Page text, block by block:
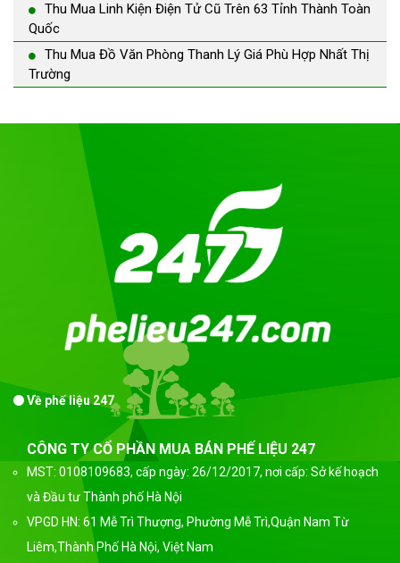
Thu Mua Linh Kiện Điện Tử Cũ Trên 63 Tỉnh Thành Toàn
Quốc
Thu Mua Đồ Văn Phòng Thanh Lý Giá Phù Hợp Nhất Thị
Trường
Về phế liệu 247
CÔNG TY CỔ PHẦN MUA BÁN PHẾ LIỆU 247
MST: 0108109683, cấp ngày: 26/12/2017, nơi cấp: Sở kế hoạch
và Đầu tư Thành phố Hà Nội
VPGD HN: 61 Mễ Trì Thượng, Phường Mễ Trì,Quận Nam Từ
Liêm,Thành Phố Hà Nội, Việt Nam